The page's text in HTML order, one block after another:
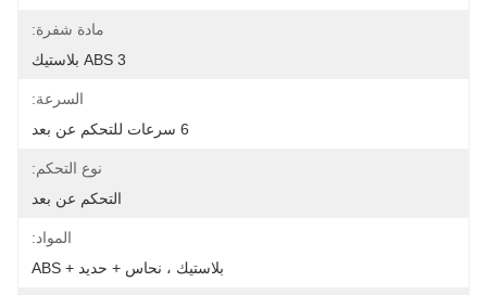
مادة شفرة:
السرعة:
نوع التحكم:
التحكم عن بعد
المواد:
بلاستيك ، نحاس + حديد + ABS